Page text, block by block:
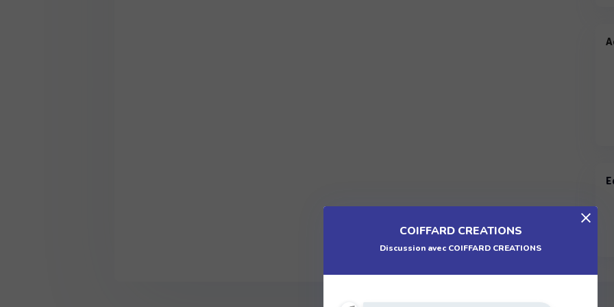
COIFFARD CREATIONS
Discussion avec COIFFARD CREATIONS